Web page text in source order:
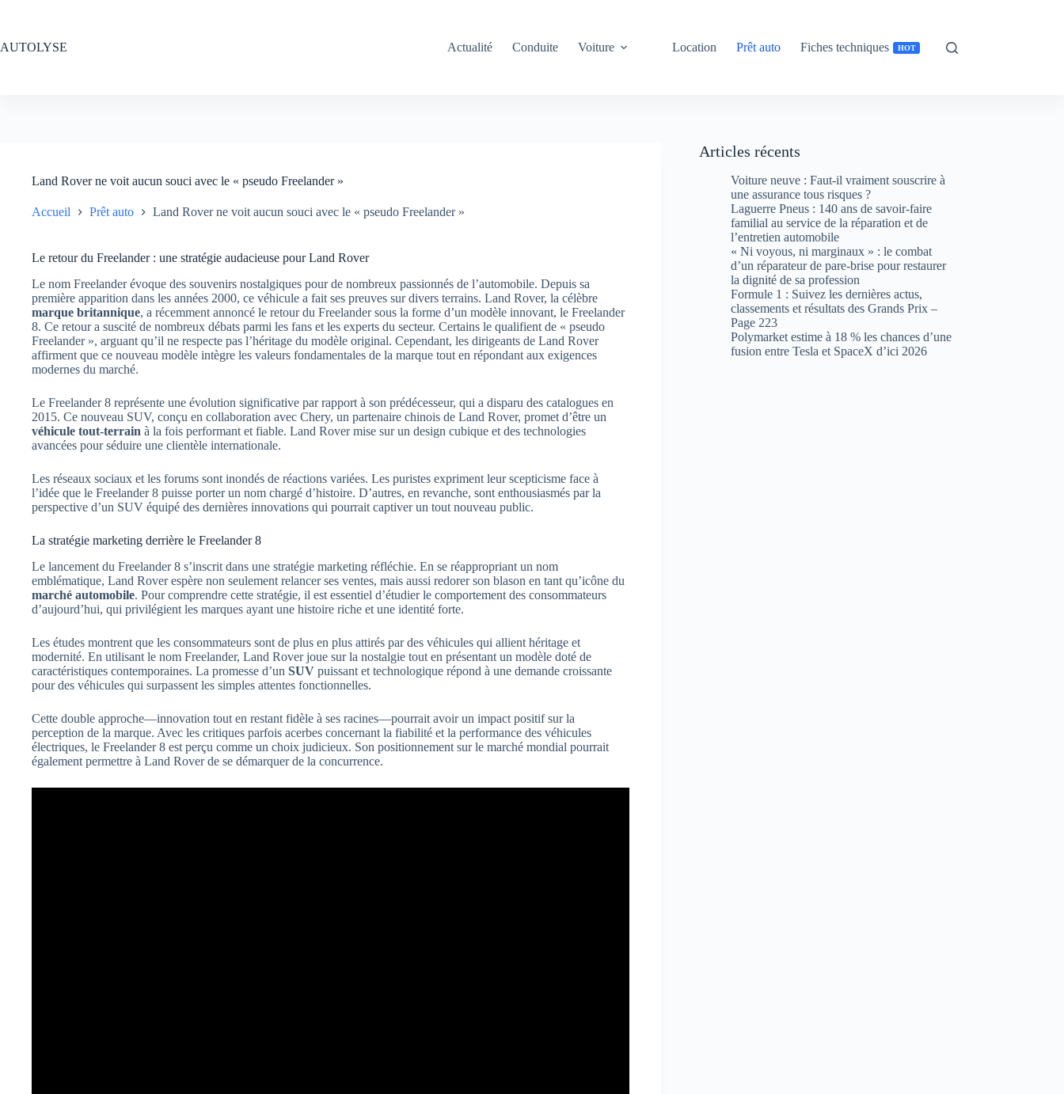
AUTOLYSE
Actualité Conduite Voiture Location Prêt auto Fiches techniques HOT
Land Rover ne voit aucun souci avec le « pseudo Freelander »
Accueil Prêt auto Land Rover ne voit aucun souci avec le « pseudo Freelander »
Le retour du Freelander : une stratégie audacieuse pour Land Rover
Le nom Freelander évoque des souvenirs nostalgiques pour de nombreux passionnés de l’automobile. Depuis sa
première apparition dans les années 2000, ce véhicule a fait ses preuves sur divers terrains. Land Rover, la célèbre
marque britannique, a récemment annoncé le retour du Freelander sous la forme d’un modèle innovant, le Freelander
8. Ce retour a suscité de nombreux débats parmi les fans et les experts du secteur. Certains le qualifient de « pseudo
Freelander », arguant qu’il ne respecte pas l’héritage du modèle original. Cependant, les dirigeants de Land Rover
affirment que ce nouveau modèle intègre les valeurs fondamentales de la marque tout en répondant aux exigences
modernes du marché.
Le Freelander 8 représente une évolution significative par rapport à son prédécesseur, qui a disparu des catalogues en
2015. Ce nouveau SUV, conçu en collaboration avec Chery, un partenaire chinois de Land Rover, promet d’être un
véhicule tout-terrain à la fois performant et fiable. Land Rover mise sur un design cubique et des technologies
avancées pour séduire une clientèle internationale.
Les réseaux sociaux et les forums sont inondés de réactions variées. Les puristes expriment leur scepticisme face à
l’idée que le Freelander 8 puisse porter un nom chargé d’histoire. D’autres, en revanche, sont enthousiasmés par la
perspective d’un SUV équipé des dernières innovations qui pourrait captiver un tout nouveau public.
La stratégie marketing derrière le Freelander 8
Le lancement du Freelander 8 s’inscrit dans une stratégie marketing réfléchie. En se réappropriant un nom
emblématique, Land Rover espère non seulement relancer ses ventes, mais aussi redorer son blason en tant qu’icône du
marché automobile. Pour comprendre cette stratégie, il est essentiel d’étudier le comportement des consommateurs
d’aujourd’hui, qui privilégient les marques ayant une histoire riche et une identité forte.
Les études montrent que les consommateurs sont de plus en plus attirés par des véhicules qui allient héritage et
modernité. En utilisant le nom Freelander, Land Rover joue sur la nostalgie tout en présentant un modèle doté de
caractéristiques contemporaines. La promesse d’un SUV puissant et technologique répond à une demande croissante
pour des véhicules qui surpassent les simples attentes fonctionnelles.
Cette double approche—innovation tout en restant fidèle à ses racines—pourrait avoir un impact positif sur la
perception de la marque. Avec les critiques parfois acerbes concernant la fiabilité et la performance des véhicules
électriques, le Freelander 8 est perçu comme un choix judicieux. Son positionnement sur le marché mondial pourrait
également permettre à Land Rover de se démarquer de la concurrence.
Articles récents
Voiture neuve : Faut-il vraiment souscrire à
une assurance tous risques ?
Laguerre Pneus : 140 ans de savoir-faire
familial au service de la réparation et de
l’entretien automobile
« Ni voyous, ni marginaux » : le combat
d’un réparateur de pare-brise pour restaurer
la dignité de sa profession
Formule 1 : Suivez les dernières actus,
classements et résultats des Grands Prix –
Page 223
Polymarket estime à 18 % les chances d’une
fusion entre Tesla et SpaceX d’ici 2026